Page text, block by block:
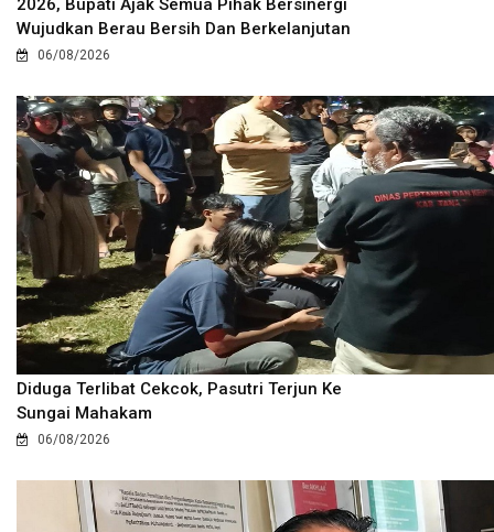
2026, Bupati Ajak Semua Pihak Bersinergi
Wujudkan Berau Bersih Dan Berkelanjutan
06/08/2026
Diduga Terlibat Cekcok, Pasutri Terjun Ke
Sungai Mahakam
06/08/2026